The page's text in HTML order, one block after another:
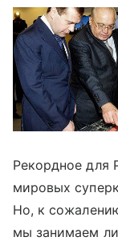
Рекордное для
мировых
Но, к
мы занимаем